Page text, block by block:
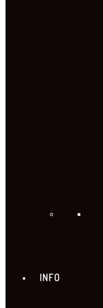
INFO